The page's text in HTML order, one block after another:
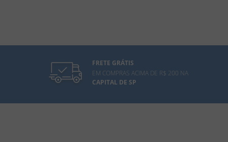
FRETE GRÁTIS
EM COMPRAS ACIMA DE R$ 200 NA
CAPITAL DE SP